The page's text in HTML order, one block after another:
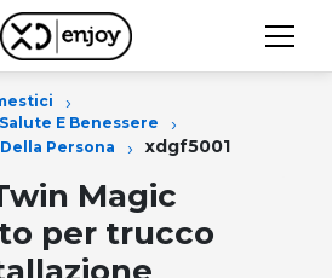
›
E Benessere ›
Persona › xdgf5001
Magic
per trucco